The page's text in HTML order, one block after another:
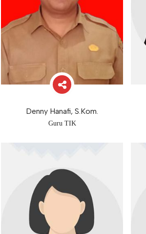
Denny Hanafi, S.Kom.
Guru TIK